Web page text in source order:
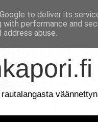
to deliver its
with performance and
abuse.